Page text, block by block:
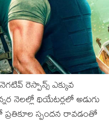
రెస్పాన్స్ ఎక్కువ
నెలల్లో థియేటర్లలో అడుగు
స్పందన రావడంతో